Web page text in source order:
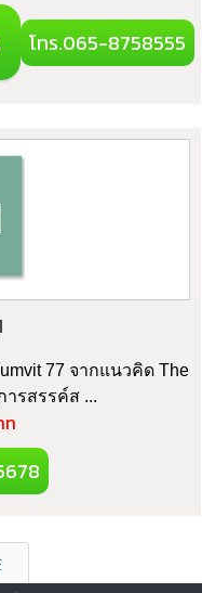
โทร.065-8758555
77 จากแนวคิด The
ารสรรค์ส ...
ท